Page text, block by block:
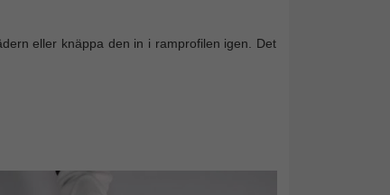
eller knäppa den in i ramprofilen igen. Det